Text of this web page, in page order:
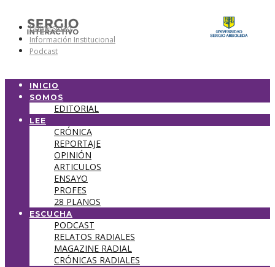
Universidad
Información Institucional
Podcast
INICIO
SOMOS
EDITORIAL
LEE
CRÓNICA
REPORTAJE
OPINIÓN
ARTICULOS
ENSAYO
PROFES
28 PLANOS
ESCUCHA
PODCAST
RELATOS RADIALES
MAGAZINE RADIAL
CRÓNICAS RADIALES